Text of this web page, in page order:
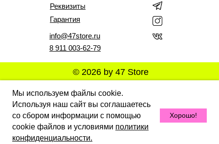
Мы используем файлы cookie.
Используя наш сайт вы соглашаетесь
со сбором информации с помощью
cookie файлов и условиями политики
конфиденциальности.
Хорошо!
info@47store.ru
© 2026 by 47 Store
Реквизиты
Гарантия
Все права защищены. Полное или частичное
копирование материалов Сайта в коммерческих целях
разрешено только с письменного разрешения
виновные лица могут быть привлечены к
ответственности в соответствии с действующим
законодательством Российской Федерации.
8 911 003-62-79